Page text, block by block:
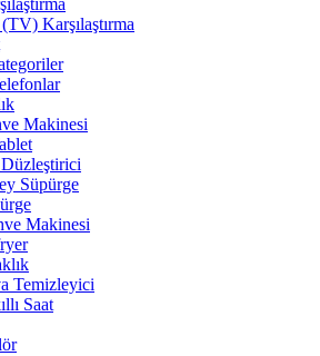
Karşılaştırma
Makinesi
Süpürge
Makinesi
Temizleyici
Saat